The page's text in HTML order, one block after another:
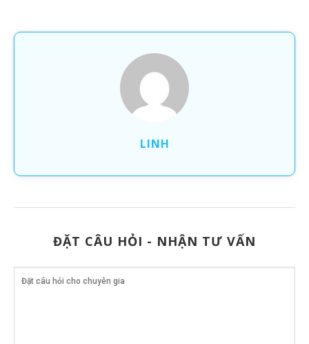
LINH
ĐẶT CÂU HỎI - NHẬN TƯ VẤN